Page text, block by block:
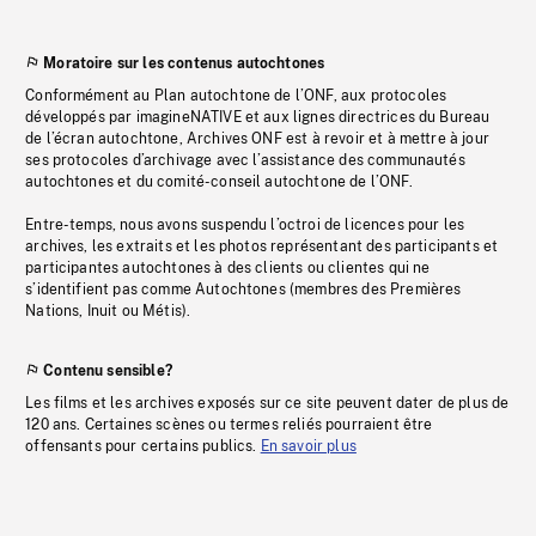
Moratoire sur les contenus autochtones
Conformément au Plan autochtone de l’ONF, aux protocoles
développés par imagineNATIVE et aux lignes directrices du Bureau
de l’écran autochtone, Archives ONF est à revoir et à mettre à jour
ses protocoles d’archivage avec l’assistance des communautés
autochtones et du comité-conseil autochtone de l’ONF.
Entre-temps, nous avons suspendu l’octroi de licences pour les
archives, les extraits et les photos représentant des participants et
participantes autochtones à des clients ou clientes qui ne
s’identifient pas comme Autochtones (membres des Premières
Nations, Inuit ou Métis).
Contenu sensible?
Les films et les archives exposés sur ce site peuvent dater de plus de
120 ans. Certaines scènes ou termes reliés pourraient être
offensants pour certains publics. En savoir plus